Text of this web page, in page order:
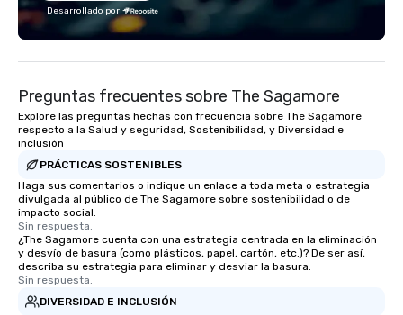
execution, we deliver events that
surpass objectives and set a new
Desarrollado por
Preguntas frecuentes sobre The Sagamore
Explore las preguntas hechas con frecuencia sobre The Sagamore
respecto a la Salud y seguridad, Sostenibilidad, y Diversidad e
inclusión
PRÁCTICAS SOSTENIBLES
Haga sus comentarios o indique un enlace a toda meta o estrategia
divulgada al público de The Sagamore sobre sostenibilidad o de
impacto social.
Sin respuesta.
¿The Sagamore cuenta con una estrategia centrada en la eliminación
y desvío de basura (como plásticos, papel, cartón, etc.)? De ser así,
describa su estrategia para eliminar y desviar la basura.
Sin respuesta.
DIVERSIDAD E INCLUSIÓN